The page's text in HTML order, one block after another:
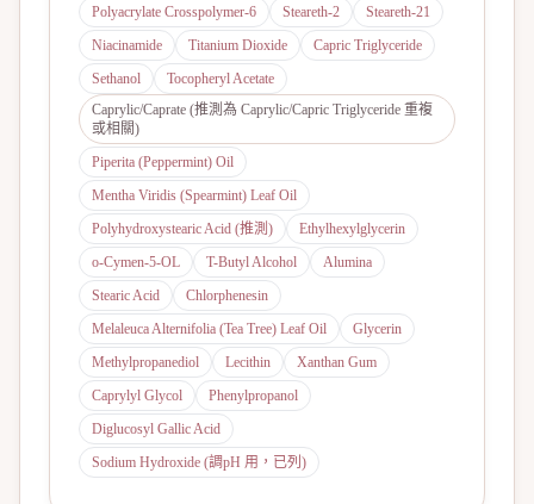
Polyacrylate Crosspolymer-6
Steareth-2
Steareth-21
Niacinamide
Titanium Dioxide
Capric Triglyceride
Sethanol
Tocopheryl Acetate
Caprylic/Caprate (推測為 Caprylic/Capric Triglyceride 重複
或相關)
Piperita (Peppermint) Oil
Mentha Viridis (Spearmint) Leaf Oil
Polyhydroxystearic Acid (推測)
Ethylhexylglycerin
o-Cymen-5-OL
T-Butyl Alcohol
Alumina
Stearic Acid
Chlorphenesin
Melaleuca Alternifolia (Tea Tree) Leaf Oil
Glycerin
Methylpropanediol
Lecithin
Xanthan Gum
Caprylyl Glycol
Phenylpropanol
Diglucosyl Gallic Acid
Sodium Hydroxide (調pH 用，已列)